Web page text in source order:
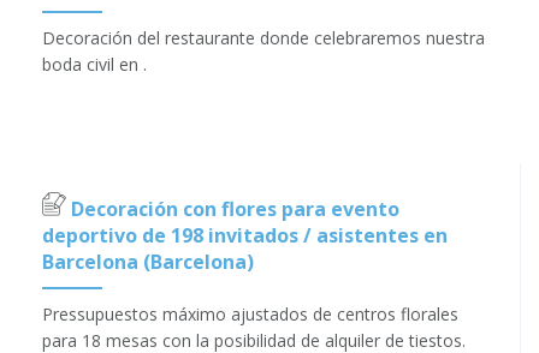
Decoración del restaurante donde celebraremos nuestra
boda civil en .
Decoración con flores para evento
deportivo de 198 invitados / asistentes en
Barcelona (Barcelona)
Pressupuestos máximo ajustados de centros florales
para 18 mesas con la posibilidad de alquiler de tiestos.